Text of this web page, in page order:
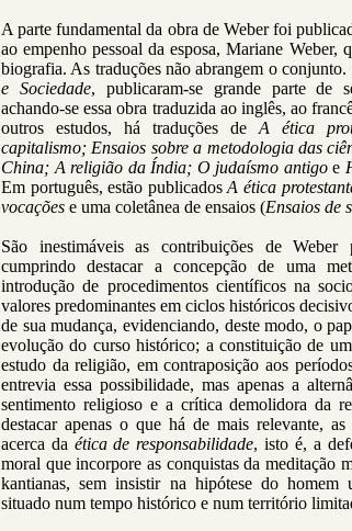
A parte fundamental da obra de Weber foi
ao empenho pessoal da esposa, Mariane Weber,
biografia. As traduções não abrangem o
e Sociedade, publicaram-se grande parte de
achando-se essa obra traduzida ao inglês, ao
outros estudos, há traduções de A ética
capitalismo; Ensaios sobre a metodologia das
China; A religião da Índia; O judaísmo antigoe
Em português, estão publicadosA ética
vocações e uma coletânea de ensaios (Ensaios de
São inestimáveis as contribuições de Weber
cumprindo destacar a concepção de uma
introdução de procedimentos científicos na
valores predominantes em ciclos históricos
de sua mudança, evidenciando, deste modo, o
evolução do curso histórico; a constituição de
estudo da religião, em contraposição aos
entrevia essa possibilidade, mas apenas a
sentimento religioso e a crítica demolidora da
destacar apenas o que há de mais relevante,
acerca da ética de responsabilidade, isto é, a
moral que incorpore as conquistas da meditação
kantianas, sem insistir na hipótese do homem
situado num tempo histórico e num território